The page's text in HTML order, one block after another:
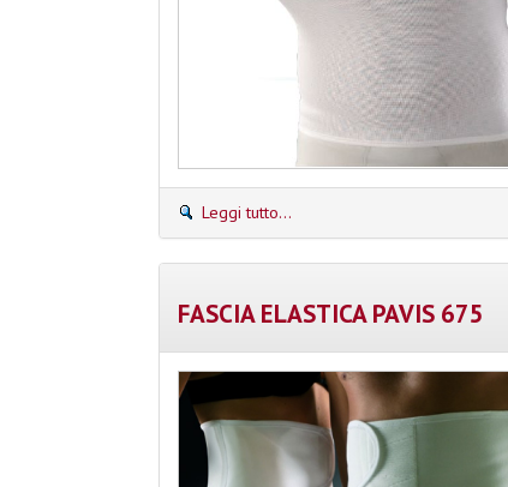
Leggi tutto...
FASCIA ELASTICA PAVIS 675